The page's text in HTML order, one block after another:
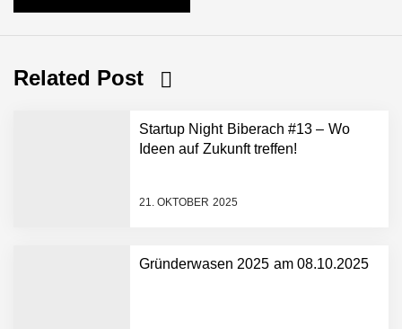
Related Post
Startup Night Biberach #13 – Wo
Ideen auf Zukunft treffen!
21. OKTOBER 2025
Gründerwasen 2025 am 08.10.2025